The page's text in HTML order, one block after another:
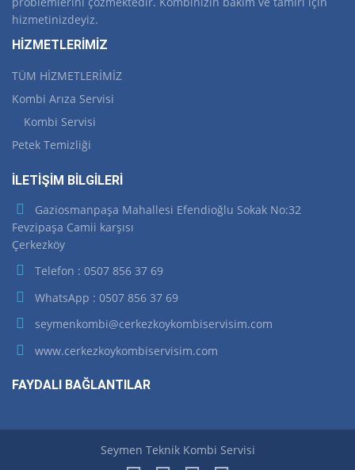
hizmetinizdeyiz.
HİZMETLERİMİZ
TÜM HİZMETLERİMİZ
Kombi Arıza Servisi
Kombi Servisi
Petek Temizliği
İLETİŞİM BİLGİLERİ
Gaziosmanpaşa Mahallesi Efendioğlu Sokak No:32
Fevzipaşa Camii karşısı
Çerkezköy
Telefon : 0507 856 37 69
WhatsApp : 0507 856 37 69
seymenkombi@cerkezkoykombiservisim.com
www.cerkezkoykombiservisim.com
FAYDALI BAĞLANTILAR
Seymen Teknik Kombi Servisi